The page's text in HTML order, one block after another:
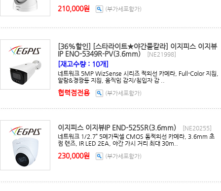
210,000원 (부가세포함가)
[36%할인] [스타라이트★야간풀칼라] 이지피스 이지뷰
IP ENO-5349R-PV(3.6mm)
[NE21998]
[재고수량 : 10개]
네트워크 5MP WizSense 시리즈 적외선 카메라, Full-Color 지원,
알람&경광등 지원, 움직임 감지/침입자 감 ..
협력점전용 (부가세포함가)
이지피스 이지뷰IP END-525SR(3.6mm)
[NE20255]
네트워크 1/2.7” 5메가픽셀 CMOS 돔적외선 카메라, 3.6mm 초
점 렌즈, IR LED 2EA, 야간 가시 거리 최대 30m..
230,000원 (부가세포함가)